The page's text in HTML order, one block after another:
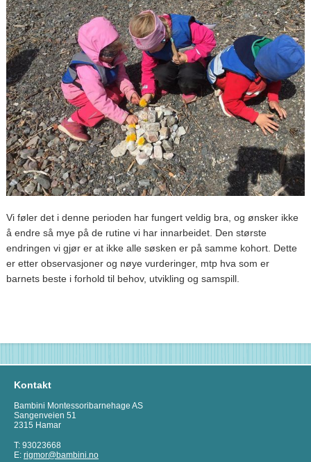
Vi føler det i denne perioden har fungert veldig bra, og ønsker ikke
å endre så mye på de rutine vi har innarbeidet. Den største
endringen vi gjør er at ikke alle søsken er på samme kohort. Dette
er etter observasjoner og nøye vurderinger, mtp hva som er
barnets beste i forhold til behov, utvikling og samspill.
Kontakt
Bambini Montessoribarnehage AS
Sangenveien 51
2315 Hamar
T: 93023668
E: rigmor@bambini.no